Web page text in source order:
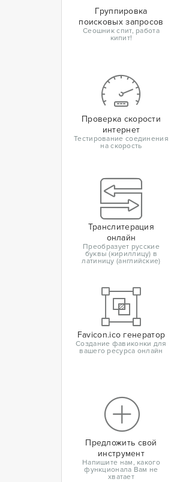
Группировка
поисковых запросов
Сеошник спит, работа
кипит!
Проверка скорости
интернет
Тестирование соединения
на скорость
Транслитерация
онлайн
Преобразует русские
буквы (кириллицу) в
латиницу (английские)
Favicon.ico генератор
Создание фавиконки для
вашего ресурса онлайн
Предложить свой
инструмент
Напишите нам, какого
функционала Вам не
хватает